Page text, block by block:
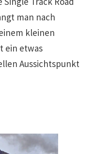
man nach
kleinen
ein etwas
Aussichtspunkt